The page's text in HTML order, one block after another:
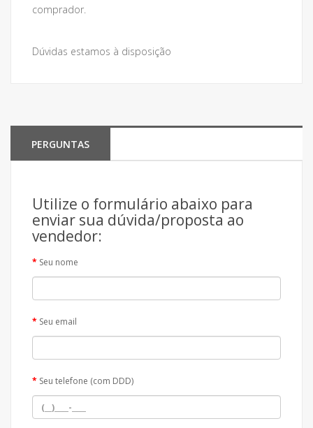
comprador.
Dúvidas estamos à disposição
PERGUNTAS
Utilize o formulário abaixo para
enviar sua dúvida/proposta ao
vendedor:
Seu nome
Seu email
Seu telefone (com DDD)